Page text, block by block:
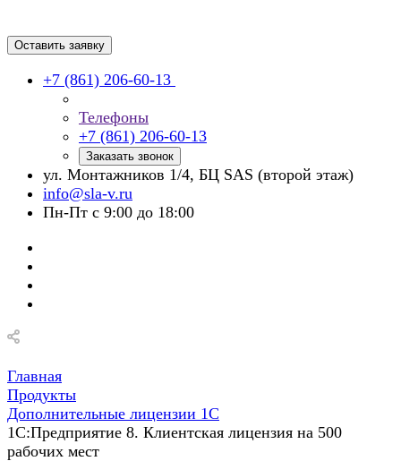
Оставить заявку
+7 (861) 206-60-13
Телефоны
+7 (861) 206-60-13
Заказать звонок
ул. Монтажников 1/4, БЦ SAS (второй этаж)
info@sla-v.ru
Пн-Пт с 9:00 до 18:00
Главная
Продукты
Дополнительные лицензии 1С
1С:Предприятие 8. Клиентская лицензия на 500
рабочих мест